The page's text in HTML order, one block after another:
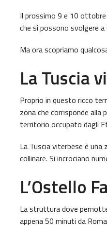
Il prossimo 9 e 10
che si possono svolgere a
Ma ora scopriamo
La Tuscia
Proprio in questo ricco
zona che corrisponde alla
territorio occupato dagli
La Tuscia viterbese è
collinare. Si incrociano
L’Ostello
La struttura dove
appena 50 minuti da